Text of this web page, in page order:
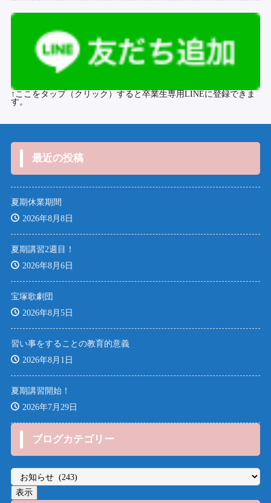
↑ここをタップ（クリック）すると卒業生専用LINEに登録できま
す。
最近の投稿
夏期休業期間
2026年8月8日
夏期講習2週目！
2026年8月6日
宝塚歌劇団
2026年8月5日
習い事をすることの教育的意義
2026年8月1日
夏期講習開始！
2026年7月29日
ブログカテゴリー